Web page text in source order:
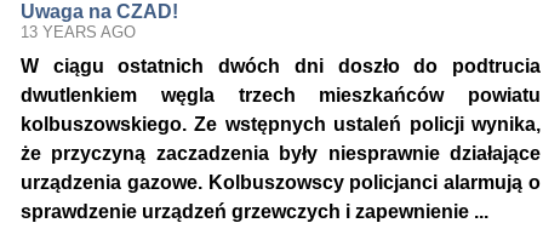
Uwaga na CZAD!
13 YEARS AGO
W ciągu ostatnich dwóch dni doszło do podtrucia
dwutlenkiem węgla trzech mieszkańców powiatu
kolbuszowskiego. Ze wstępnych ustaleń policji wynika,
że przyczyną zaczadzenia były niesprawnie działające
urządzenia gazowe. Kolbuszowscy policjanci alarmują o
sprawdzenie urządzeń grzewczych i zapewnienie ...